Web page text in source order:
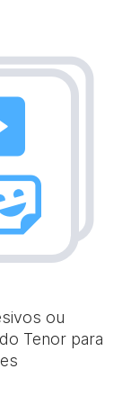
ou
Tenor para